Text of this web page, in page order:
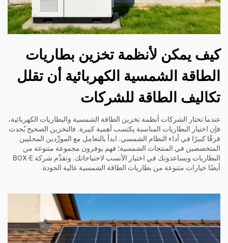
كيف يمكن لأنظمة تخزين بطاريات
الطاقة الشمسية الكهربائية أن تقلل
تكاليف الطاقة للشركات
عندما تختار الشركات أنظمة تخزين الطاقة الشمسية والبطاريات الكهربائية،
فإن اختيار البطاريات المناسبة يكتسب أهمية كبيرة. فالتخزين الصحيح يُحدث
فرقًا كبيرًا في أداء النظام الشمسي. ابدأ بالتعامل مع المورِّدين المحليين
المتخصصين في المنتجات الشمسية؛ فهم يوفرون مجموعة متنوعة من
البطاريات ويساعدونك في اختيار الأنسب لاحتياجاتك. وتقدِّم شركة BOX-E
أيضًا خيارات متنوعة من بطاريات الطاقة الشمسية عالية الجودة.